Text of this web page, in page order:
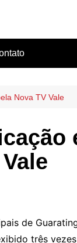
Nova TV Vale
de
três